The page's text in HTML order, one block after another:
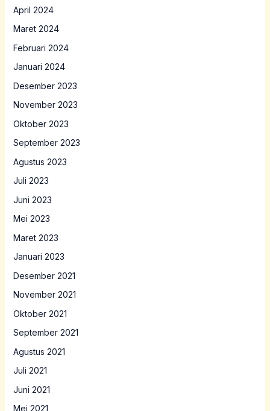
April 2024
Maret 2024
Februari 2024
Januari 2024
Desember 2023
November 2023
Oktober 2023
September 2023
Agustus 2023
Juli 2023
Juni 2023
Mei 2023
Maret 2023
Januari 2023
Desember 2021
November 2021
Oktober 2021
September 2021
Agustus 2021
Juli 2021
Juni 2021
Mei 2021